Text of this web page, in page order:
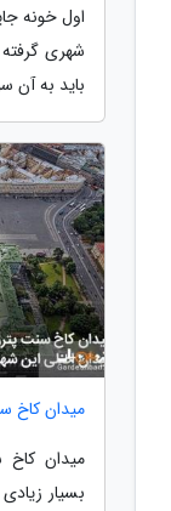
اول خونه
شهری
باید به آن
میدان کاخ
میدان
بسیار